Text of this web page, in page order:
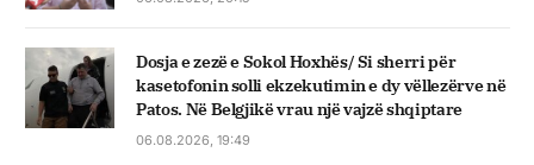
Dosja e zezë e Sokol Hoxhës/ Si sherri për
kasetofonin solli ekzekutimin e dy vëllezërve në
Patos. Në Belgjikë vrau një vajzë shqiptare
06.08.2026, 19:49